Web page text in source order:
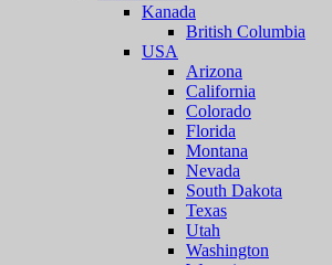
Kanada
British Columbia
USA
Arizona
California
Colorado
Florida
Montana
Nevada
South Dakota
Texas
Utah
Washington